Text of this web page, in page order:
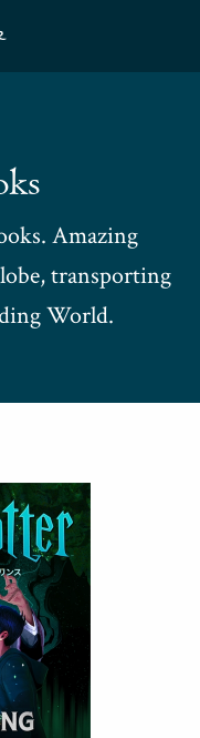
Amazing
transporting
World.